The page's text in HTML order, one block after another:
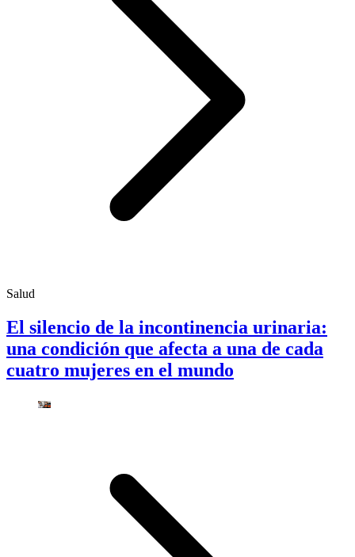
Salud
El silencio de la incontinencia urinaria:
una condición que afecta a una de cada
cuatro mujeres en el mundo